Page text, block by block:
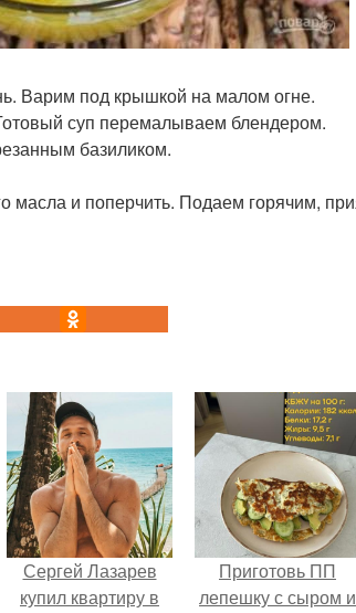
Варим под крышкой на малом огне.
суп перемалываем блендером.
базиликом.
масла и поперчить. Подаем горячим,
Сергей Лазарев
купил квартиру в
Приготовь ПП
лепешку с сыром и